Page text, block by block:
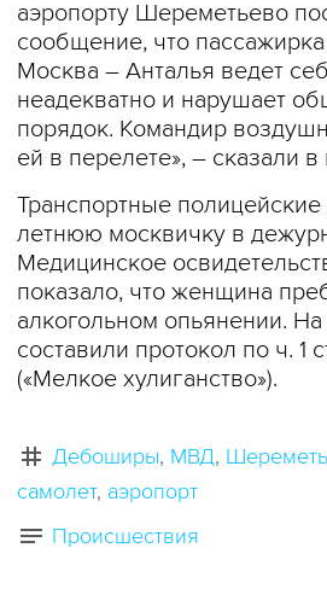
аэропорту Шереметьево
сообщение, что
Москва – Анталья ведет
неадекватно и нарушает
порядок. Командир
ей в перелете», – сказали
Транспортные
летнюю москвичку в
Медицинское
показало, что женщина
алкогольном опьянении.
составили протокол по ч. 1
(«Мелкое хулиганство»).
Дебоширы МВД
самолет аэропорт
Происшествия